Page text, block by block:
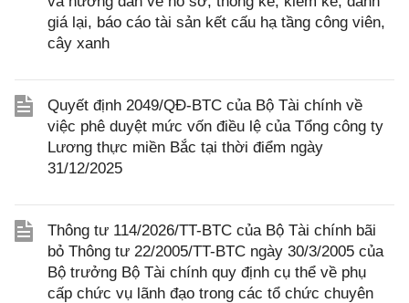
giá lại, báo cáo tài sản kết cấu hạ tầng công viên,
cây xanh
Quyết định 2049/QĐ-BTC của Bộ Tài chính về
việc phê duyệt mức vốn điều lệ của Tổng công ty
Lương thực miền Bắc tại thời điểm ngày
31/12/2025
Thông tư 114/2026/TT-BTC của Bộ Tài chính bãi
bỏ Thông tư 22/2005/TT-BTC ngày 30/3/2005 của
Bộ trưởng Bộ Tài chính quy định cụ thể về phụ
cấp chức vụ lãnh đạo trong các tổ chức chuyên